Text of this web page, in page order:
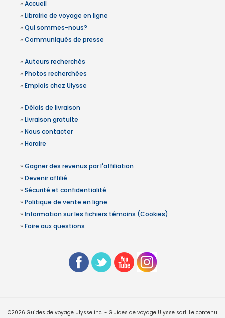
» Accueil
» Librairie de voyage en ligne
» Qui sommes-nous?
» Communiqués de presse
» Auteurs recherchés
» Photos recherchées
» Emplois chez Ulysse
» Délais de livraison
» Livraison gratuite
» Nous contacter
» Horaire
» Gagner des revenus par l'affiliation
» Devenir affilié
» Sécurité et confidentialité
» Politique de vente en ligne
» Information sur les fichiers témoins (Cookies)
» Foire aux questions
©2026 Guides de voyage Ulysse inc. - Guides de voyage Ulysse sarl. Le contenu